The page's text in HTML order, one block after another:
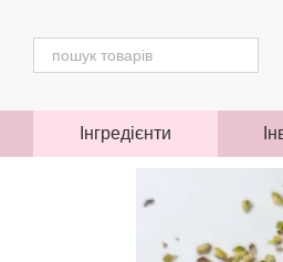
Інгредієнти